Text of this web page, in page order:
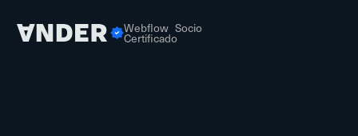
Webflow Socio
Certificado